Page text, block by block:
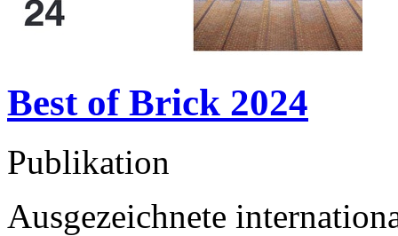
Best of Brick 2024
Publikation
Ausgezeichnete